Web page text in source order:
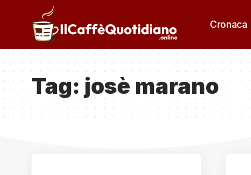
Cronaca
Tag: josè marano